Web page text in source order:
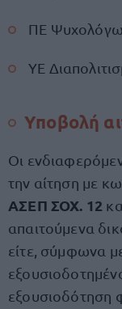
ΠΕ
ΥΕ
Υποβολή
Οι
την αίτηση με
ΑΣΕΠ ΣΟΧ. 12
απαιτούμενα
είτε, σύμφωνα
εξουσιοδότηση